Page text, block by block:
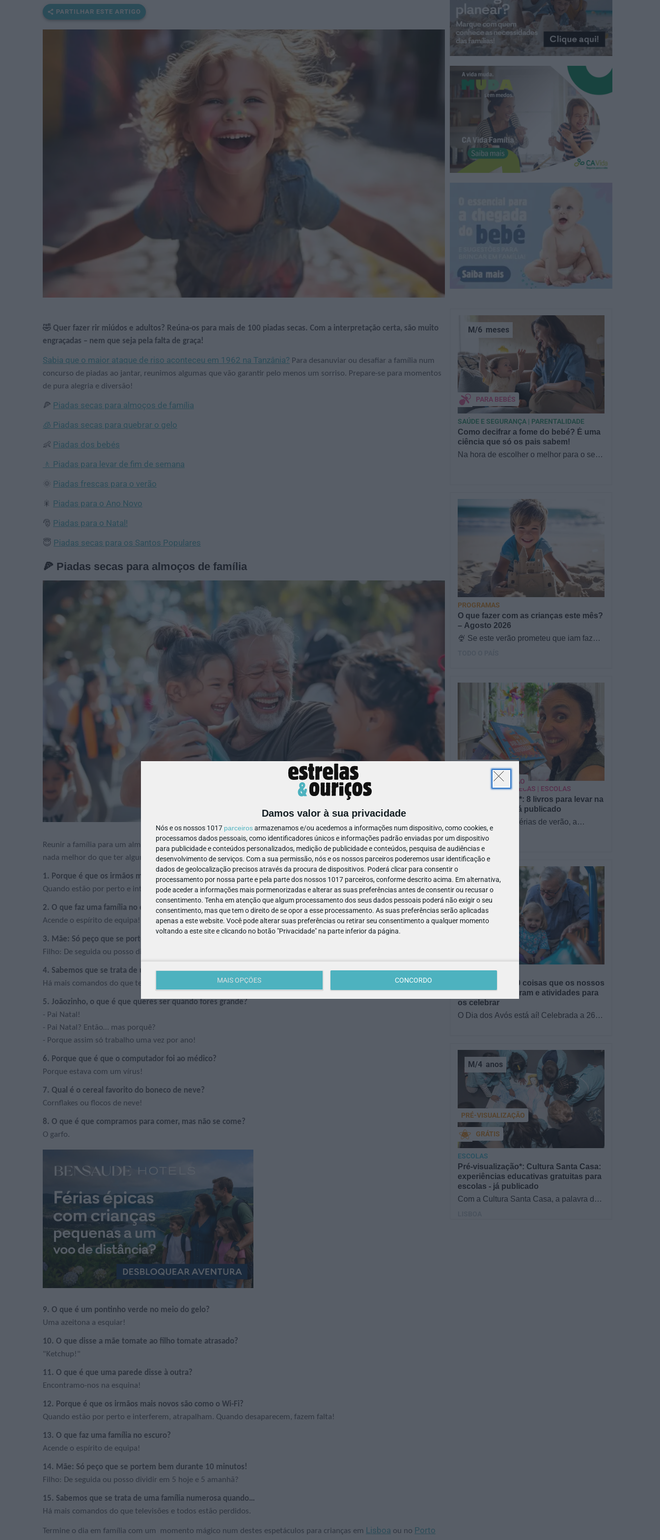
Damos valor à sua privacidade
Nós e os nossos 1017 parceirosarmazenamos e/ou acedemos a informações num dispositivo, como cookies, e
processamos dados pessoais, como identificadores únicos e informações padrão enviadas por um dispositivo
para publicidade e conteúdos personalizados, medição de publicidade e conteúdos, pesquisa de audiências e
desenvolvimento de serviços. Com a sua permissão, nós e os nossos parceiros poderemos usar identificação e
dados de geolocalização precisos através da procura de dispositivos. Poderá clicar para consentir o
processamento por nossa parte e pela parte dos nossos 1017 parceiros, conforme descrito acima. Em alternativa,
pode aceder a informações mais pormenorizadas e alterar as suas preferências antes de consentir ou recusar o
consentimento. Tenha em atenção que algum processamento dos seus dados pessoais poderá não exigir o seu
consentimento, mas que tem o direito de se opor a esse processamento. As suas preferências serão aplicadas
apenas a este website. Você pode alterar suas preferências ou retirar seu consentimento a qualquer momento
voltando a este site e clicando no botão "Privacidade" na parte inferior da página.
MAIS OPÇÕES CONCORDO
PARTILHAR ESTE ARTIGO
🤣 Quer fazer rir miúdos e adultos? Reúna-os para mais de 100 piadas secas. Com a interpretação certa, são muito
engraçadas – nem que seja pela falta de graça!
Sabia que o maior ataque de riso aconteceu em 1962 na Tanzânia? Para desanuviar ou desafiar a família num
concurso de piadas ao jantar, reunimos algumas que vão garantir pelo menos um sorriso. Prepare-se para momentos
de pura alegria e diversão!
🍕 Piadas secas para almoços de família
🧊 Piadas secas para quebrar o gelo
👶 Piadas dos bebés
🚶 Piadas para levar de fim de semana
🌞 Piadas frescas para o verão
🎇 Piadas para o Ano Novo
🎅 Piadas para o Natal!
😇 Piadas secas para os Santos Populares
🍕 Piadas secas para almoços de família
Reunir a família para um almoço, um jantar em casa ou uma ida aorestauranteé sempre um momento especial. E
nada melhor do que ter algumas piadas na manga para arrancar gargalhadas e criar memórias inesquecíveis.
1. Porque é que os irmãos mais novos são como o Wi-Fi?
Quando estão por perto e interferem, atrapalham. Quando desaparecem, fazem falta!
2. O que faz uma família no escuro?
Acende o espírito de equipa!
3. Mãe: Só peço que se portem bem durante 10 minutos!
Filho: De seguida ou posso dividir em 5 hoje e 5 amanhã?
4. Sabemos que se trata de uma família numerosa quando…
Há mais comandos do que televisões e todos estão perdidos.
5. Joãozinho, o que é que queres ser quando fores grande?
- Pai Natal!
- Pai Natal? Então… mas porquê?
- Porque assim só trabalho uma vez por ano!
6. Porque que é que o computador foi ao médico?
Porque estava com um vírus!
7. Qual é o cereal favorito do boneco de neve?
Cornflakes ou flocos de neve!
8. O que é que compramos para comer, mas não se come?
O garfo.
9. O que é um pontinho verde no meio do gelo?
Uma azeitona a esquiar!
10. O que disse a mãe tomate ao filho tomate atrasado?
"Ketchup!"
11. O que é que uma parede disse à outra?
Encontramo-nos na esquina!
12. Porque é que os irmãos mais novos são como o Wi-Fi?
Quando estão por perto e interferem, atrapalham. Quando desaparecem, fazem falta!
13. O que faz uma família no escuro?
Acende o espírito de equipa!
14. Mãe: Só peço que se portem bem durante 10 minutos!
Filho: De seguida ou posso dividir em 5 hoje e 5 amanhã?
15. Sabemos que se trata de uma família numerosa quando…
Há mais comandos do que televisões e todos estão perdidos.
Termine o dia em família com um momento mágico num destes espetáculos para crianças em Lisboa ou no Porto
Como decifrar a fome do bebé? É uma
ciência que só os pais sabem!
Na hora de escolher o melhor para o seu
M/6 meses
PARA BEBÉS
SAÚDE E SEGURANÇA | PARENTALIDADE
O que fazer com as crianças este mês?
– Agosto 2026
🍨 Se este verão prometeu que iam fazer
PROGRAMAS
Pré-visualização*: 8 livros para levar na
mala de férias - já publicado
Para celebrar as férias de verão, a
Estrelas & Ouriços fez uma parceria com
a Sofia Vieira, da livraria…
PARA BEBÉS
PRÉ-VISUALIZAÇÃO
CONTOS E BIBLIOTECAS | ESCOLAS
Dia dos Avós: 10 coisas que os nossos
avós nos ensinaram e atividades para
os celebrar
O Dia dos Avós está aí! Celebrada a 26
BRINCAR
Pré-visualização*: Cultura Santa Casa:
experiências educativas gratuitas para
escolas - já publicado
Com a Cultura Santa Casa, a palavra de
M/4 anos
GRÁTIS
PRÉ-VISUALIZAÇÃO
ESCOLAS